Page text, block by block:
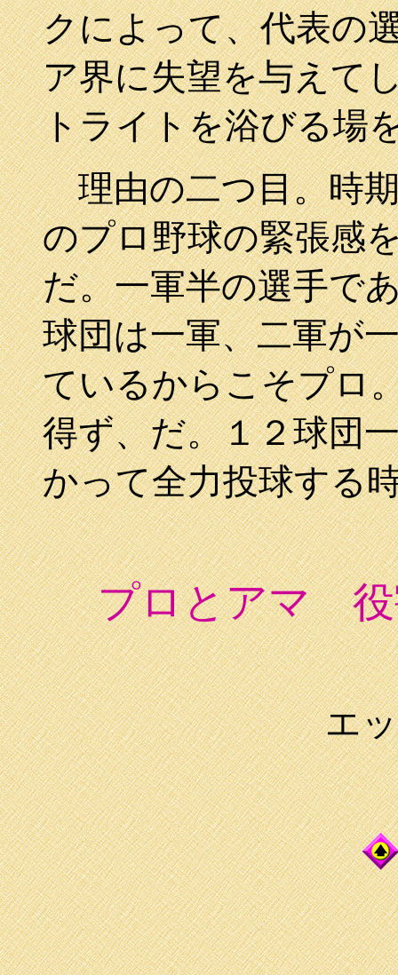
クによって、代表の
ア界に失望を与えて
トライトを浴びる場
理由の二つ目。時期
のプロ野球の緊張感
だ。一軍半の選手で
球団は一軍、二軍が
ているからこそプロ
得ず、だ。１２球団
かって全力投球する
プロとアマ
エ